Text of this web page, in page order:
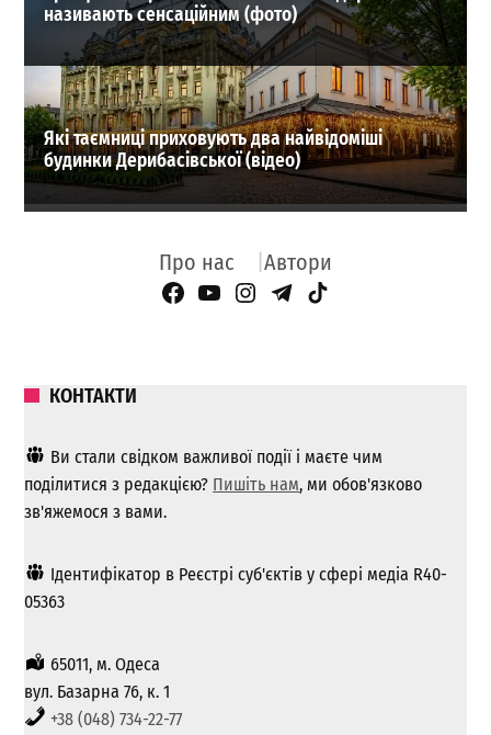
називають сенсаційним (фото)
Які таємниці приховують два найвідоміші
будинки Дерибасівської (відео)
Про нас Автори
Facebook Page
YouTube
Instagram
Telegram
TikTok
КОНТАКТИ
Ви стали свідком важливої ​​події і маєте чим
поділитися з редакцією? Пишіть нам, ми обов'язково
зв'яжемося з вами.
Ідентифікатор в Реєстрі суб'єктів у сфері медіа R40-
05363
65011, м. Одеса
вул. Базарна 76, к. 1
+38 (048) 734-22-77